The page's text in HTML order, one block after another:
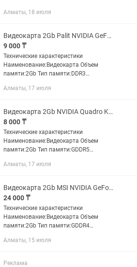
Алматы, 18 июля
Видеокарта 2Gb Palit NVIDIA GeForce GT630 Алматы
9 000 ₸
Технические характеристики
Наименование:Видеокарта Объем
памяти:2Gb Тип памяти:DDR3
Графический процессор:NVIDIA GeForce
Алматы, 17 июля
Видеокарта 2Gb NVIDIA Quadro K2000 Аналог по скорости GeForce GTX 650
8 000 ₸
Технические характеристики
Наименование:Видеокарта Объем
памяти:2Gb Тип памяти:GDDR5
Производитель:NVIDIA Графический
шины:128...
Алматы, 17 июля
Видеокарта 2Gb MSI NVIDIA GeForce GT1030
24 000 ₸
Технические характеристики
Наименование:Видеокарта Объем
памяти:2Gb Тип памяти:GDDR4
Производитель:MSI Графический
Разрядность шины:64...
Алматы, 15 июля
Реклама